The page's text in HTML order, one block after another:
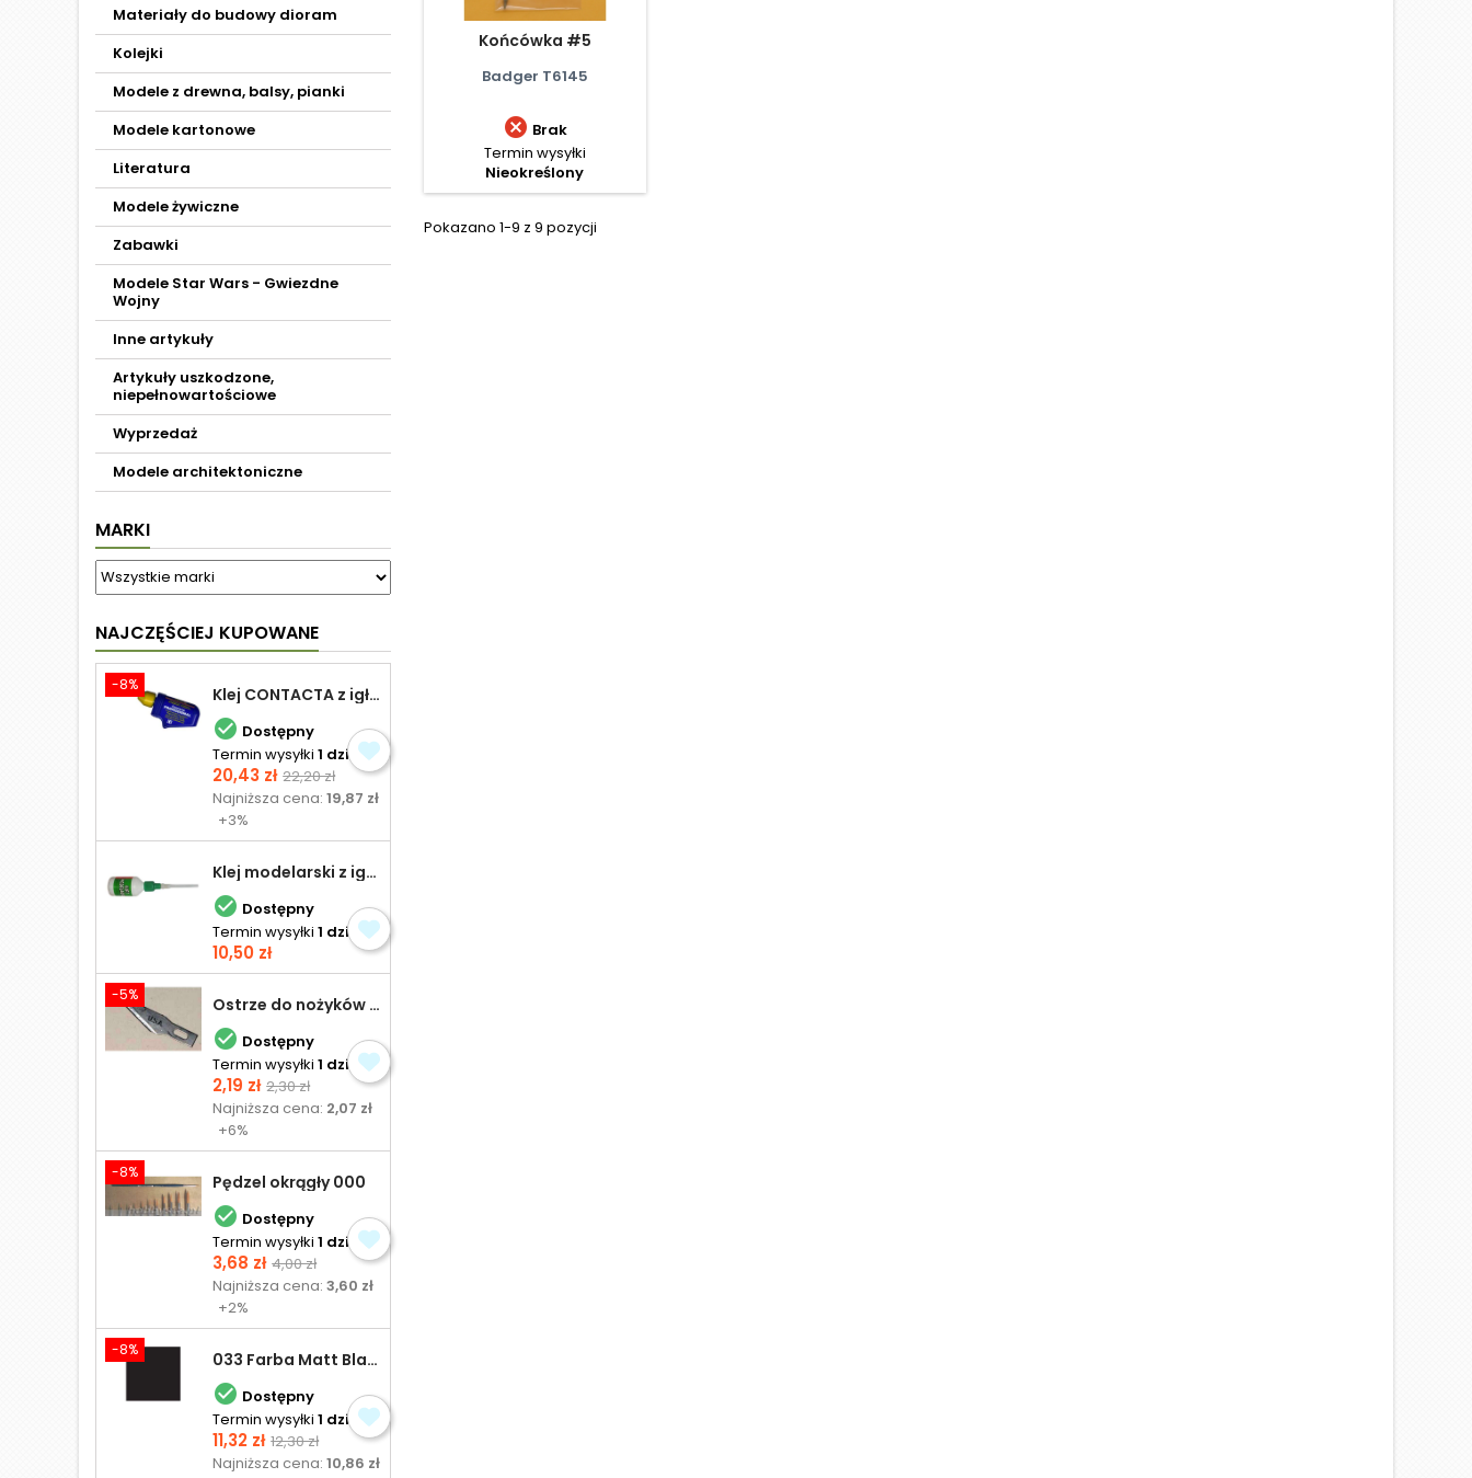
Materiały do budowy dioram
Kolejki
Modele z drewna, balsy, pianki
Modele kartonowe
Literatura
Modele żywiczne
Zabawki
Modele Star Wars - Gwiezdne
Wojny
Inne artykuły
Artykuły uszkodzone,
niepełnowartościowe
Wyprzedaż
Modele architektoniczne
MARKI
NAJCZĘŚCIEJ KUPOWANE
-8% Klej CONTACTA z igłą do plastiku 25,0 g
 Dostępny
Termin wysyłki 1 dzień
Cena
20,43 zł Cena
podstawowa
22,20 zł
Najniższa cena:19,87 zł
+3%
Klej modelarski z igłą 30 ml
 Dostępny
Termin wysyłki 1 dzień
Cena
10,50 zł
-5% Ostrze do nożyków Excel
 Dostępny
Termin wysyłki 1 dzień
Cena
2,19 zł Cena
podstawowa
2,30 zł
Najniższa cena: 2,07 zł
+6%
-8% Pędzel okrągły 000
 Dostępny
Termin wysyłki 1 dzień
Cena
3,68 zł Cena
podstawowa
4,00 zł
Najniższa cena:3,60 zł
+2%
-8% 033 Farba Matt Black - olejna
 Dostępny
Termin wysyłki 1 dzień
Cena
11,32 zł Cena
podstawowa
12,30 zł
Najniższa cena:10,86 zł
Końcówka #5
Badger T6145
 Brak
Termin wysyłki
Nieokreślony
Pokazano 1-9 z 9 pozycji